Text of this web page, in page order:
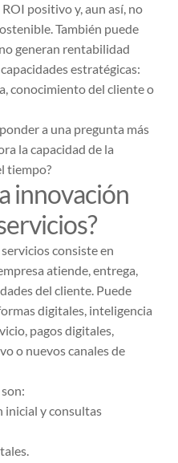
positivo y, aun así, no
También puede
generan rentabilidad
estratégicas:
conocimiento del cliente o
a una pregunta más
la capacidad de la
tiempo?
innovación
consiste en
atiende, entrega,
del cliente. Puede
digitales, inteligencia
pagos digitales,
o nuevos canales de
inicial y consultas